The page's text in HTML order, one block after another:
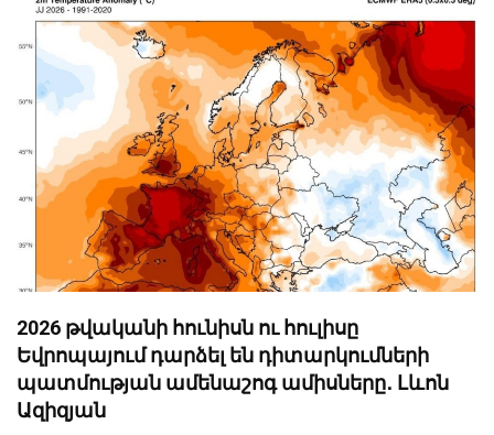
2026 թվականի հունիսն ու հուլիսը
Եվրոպայում դարձել են դիտարկումների
պատմության ամենաշոգ ամիսները․ Լևոն
Ազիզյան